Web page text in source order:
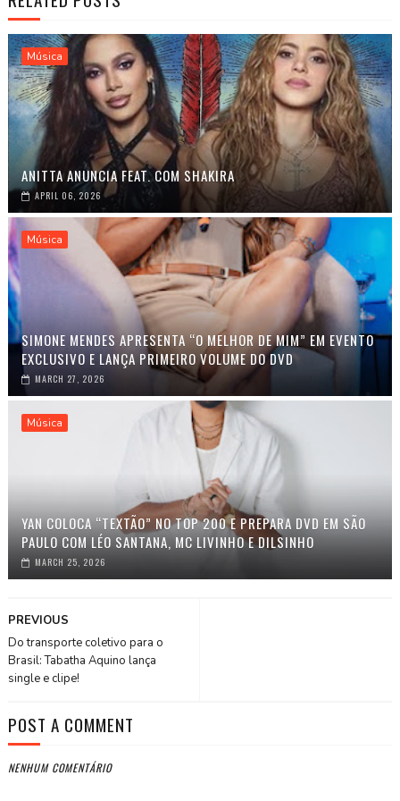
Música
ANITTA ANUNCIA FEAT. COM SHAKIRA
APRIL 06, 2026
Música
SIMONE MENDES APRESENTA “O MELHOR DE MIM” EM EVENTO
EXCLUSIVO E LANÇA PRIMEIRO VOLUME DO DVD
MARCH 27, 2026
Música
YAN COLOCA “TEXTÃO” NO TOP 200 E PREPARA DVD EM SÃO
PAULO COM LÉO SANTANA, MC LIVINHO E DILSINHO
MARCH 25, 2026
PREVIOUS
Do transporte coletivo para o
Brasil: Tabatha Aquino lança
single e clipe!
POST A COMMENT
NENHUM COMENTÁRIO